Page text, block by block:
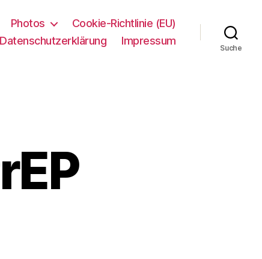
Photos
Cookie-Richtlinie (EU)
Datenschutzerklärung
Impressum
Suche